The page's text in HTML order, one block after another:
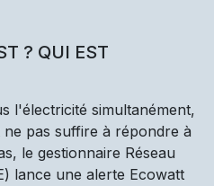
? QUI EST
l'électricité simultanément,
pas suffire à répondre à
le gestionnaire Réseau
lance une alerte Ecowatt